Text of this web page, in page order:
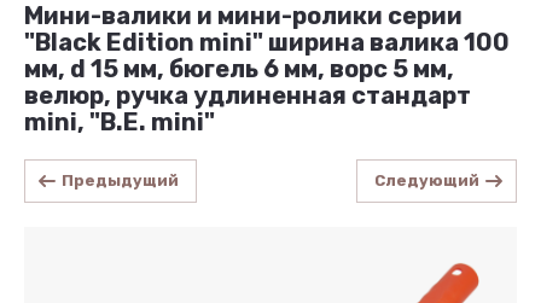
Мини-валики и мини-ролики серии
"Black Edition mini" ширина валика 100
мм, d 15 мм, бюгель 6 мм, ворс 5 мм,
велюр, ручка удлиненная стандарт
mini, "В.Е. mini"
Предыдущий Следующий